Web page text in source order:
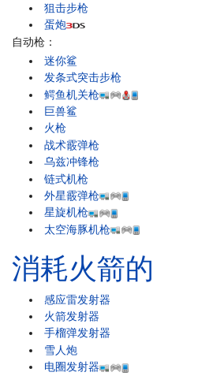
狙击步枪
蛋炮
自动枪：
迷你鲨
发条式突击步枪
鳄鱼机关枪
巨兽鲨
火枪
战术霰弹枪
乌兹冲锋枪
链式机枪
外星霰弹枪
星旋机枪
太空海豚机枪
消耗火箭的
感应雷发射器
火箭发射器
手榴弹发射器
雪人炮
电圈发射器